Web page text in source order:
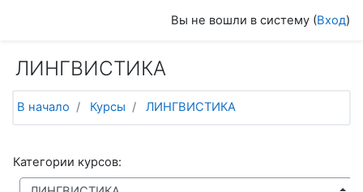
Вы не вошли в систему (Вход)
ЛИНГВИСТИКА
В начало Курсы ЛИНГВИСТИКА
Категории курсов: